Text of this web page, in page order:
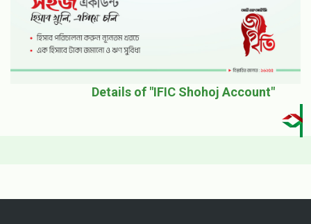
Details of "IFIC Shohoj Account"